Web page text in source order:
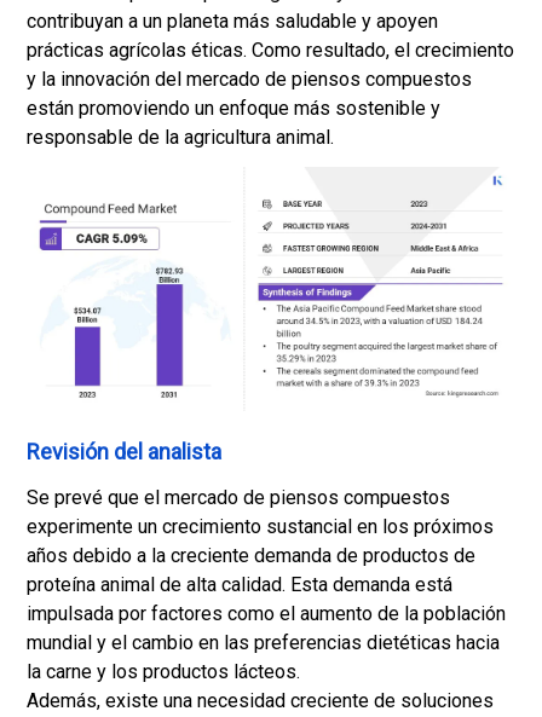
contribuyan a un planeta más saludable y apoyen
prácticas agrícolas éticas. Como resultado, el crecimiento
y la innovación del mercado de piensos compuestos
están promoviendo un enfoque más sostenible y
responsable de la agricultura animal.
Revisión del analista
Se prevé que el mercado de piensos compuestos
experimente un crecimiento sustancial en los próximos
años debido a la creciente demanda de productos de
proteína animal de alta calidad. Esta demanda está
impulsada por factores como el aumento de la población
mundial y el cambio en las preferencias dietéticas hacia
la carne y los productos lácteos.
Además, existe una necesidad creciente de soluciones